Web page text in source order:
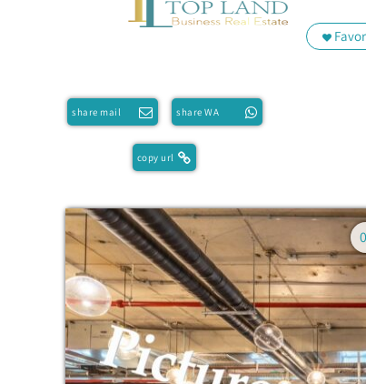
share WA
share mail
copy url